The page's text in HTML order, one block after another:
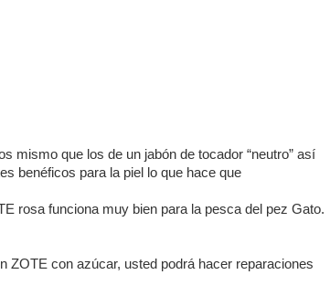
mismo que los de un jabón de tocador “neutro” así
benéficos para la piel lo que hace que
rosa funciona muy bien para la pesca del pez Gato.
ZOTE con azúcar, usted podrá hacer reparaciones